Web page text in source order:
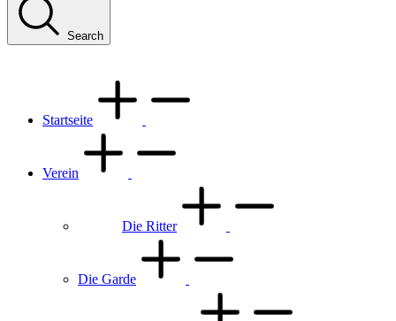
Search
Startseite
Verein
Die Ritter
Die Garde